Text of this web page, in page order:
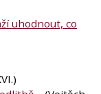
uhodnout, co